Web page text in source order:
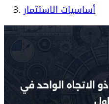
أساسيات الاستثمار